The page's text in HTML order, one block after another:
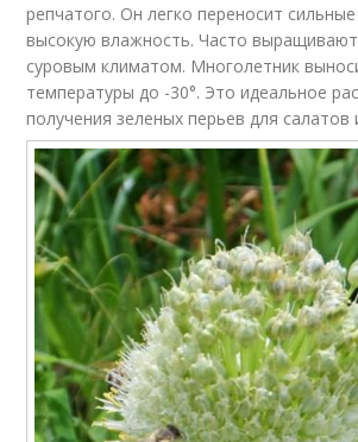
репчатого. Он легко переносит
высокую влажность. Часто выращивают
суровым климатом. Многолетник
температуры до -30°. Это идеальное
получения зеленых перьев для салатов